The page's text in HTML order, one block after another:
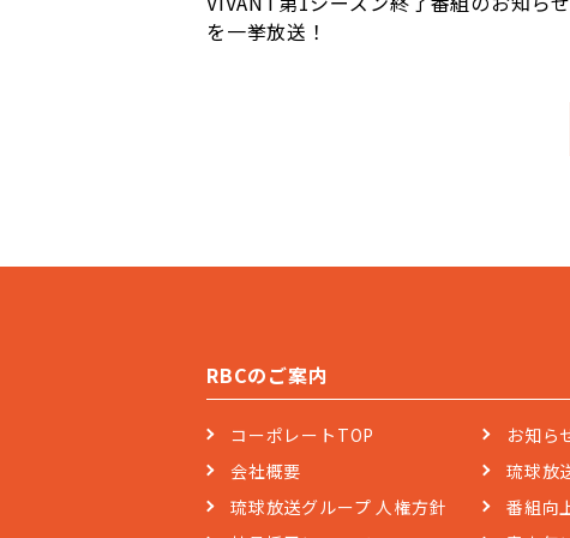
を一挙放送！
RBCのご案内
コーポレートTOP
会社概要
琉球放送グループ 人権方針
お知ら
琉球放
番組向